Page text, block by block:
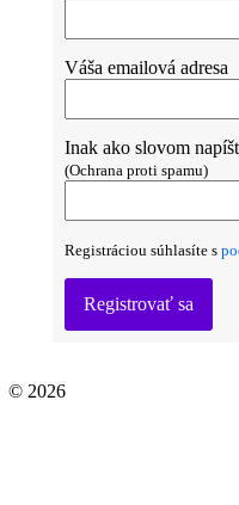
Váša emailová adresa
Inak ako slovom
(Ochrana proti spamu)
Registráciou súhlasíte s
Registrovať sa
© 2026